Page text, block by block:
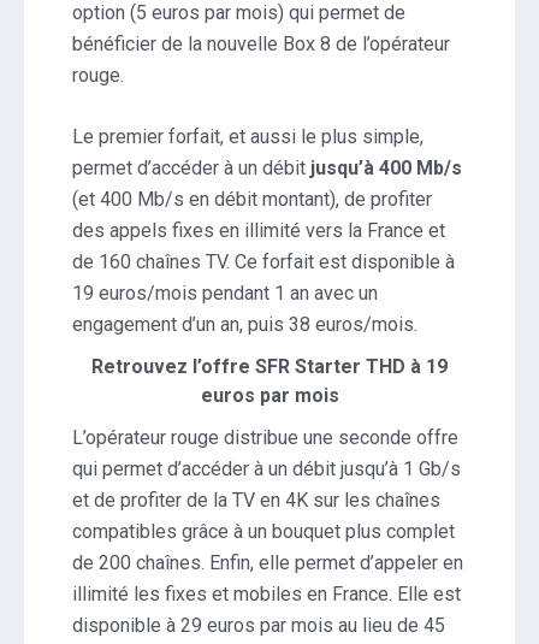
option (5 euros par mois) qui permet de
bénéficier de la nouvelle Box 8 de l’opérateur
rouge.
Le premier forfait, et aussi le plus simple,
permet d’accéder à un débit jusqu’à 400 Mb/s
(et 400 Mb/s en débit montant), de profiter
des appels fixes en illimité vers la France et
de 160 chaînes TV. Ce forfait est disponible à
19 euros/mois pendant 1 an avec un
engagement d’un an, puis 38 euros/mois.
Retrouvez l’offre SFR Starter THD à 19
euros par mois
L’opérateur rouge distribue une seconde offre
qui permet d’accéder à un débit jusqu’à 1 Gb/s
et de profiter de la TV en 4K sur les chaînes
compatibles grâce à un bouquet plus complet
de 200 chaînes. Enfin, elle permet d’appeler en
illimité les fixes et mobiles en France. Elle est
disponible à 29 euros par mois au lieu de 45